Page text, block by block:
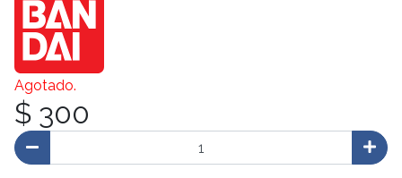
Agotado.
$ 300